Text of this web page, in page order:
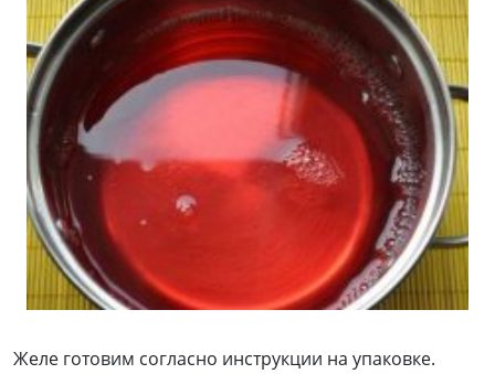
Желе готовим согласно инструкции на упаковке.